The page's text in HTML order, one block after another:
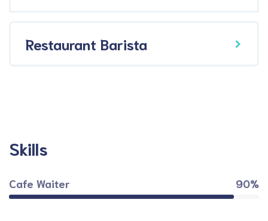
Restaurant Barista
Skills
Cafe Waiter 90%